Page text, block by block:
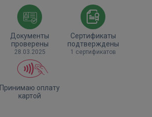
Документы
проверены
28.03.2025
Сертификаты
подтверждены
1 сертификатов
Принимаю оплату
картой